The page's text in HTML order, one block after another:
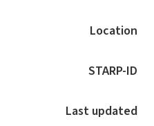
Location
STARP-ID
Last updated